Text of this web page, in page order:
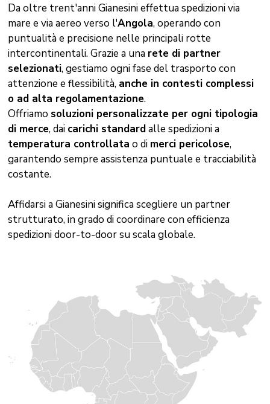
Da oltre trent'anni Gianesini effettua spedizioni via
mare e via aereo verso l'Angola, operando con
puntualità e precisione nelle principali rotte
intercontinentali. Grazie a una rete di partner
selezionati, gestiamo ogni fase del trasporto con
attenzione e flessibilità, anche in contesti complessi
o ad alta regolamentazione.
Offriamo soluzioni personalizzate per ogni tipologia
di merce, dai carichi standardalle spedizioni a
temperatura controllata o di merci pericolose,
garantendo sempre assistenza puntuale e tracciabilità
costante.
Affidarsi a Gianesini significa scegliere un partner
strutturato, in grado di coordinare con efficienza
spedizioni door-to-door su scala globale.